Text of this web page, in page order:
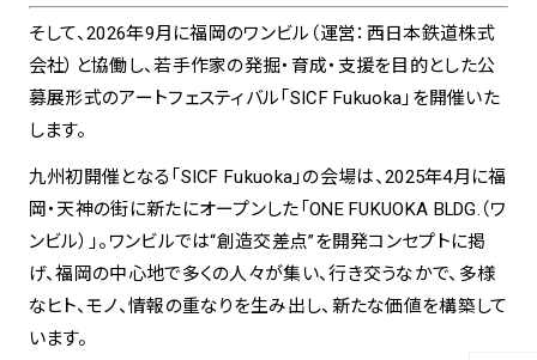
そして、2026年9月に福岡のワンビル（運営：西日本鉄道株式
会社）と協働し、若手作家の発掘・育成・支援を目的とした公
募展形式のアートフェスティバル「SICF Fukuoka」を開催いた
します。
九州初開催となる「SICF Fukuoka」の会場は、2025年4月に福
岡・天神の街に新たにオープンした「ONE FUKUOKA BLDG.（ワ
ンビル）」。ワンビルでは“創造交差点”を開発コンセプトに掲
げ、福岡の中心地で多くの人々が集い、行き交うなかで、多様
なヒト、モノ、情報の重なりを生み出し、新たな価値を構築して
います。